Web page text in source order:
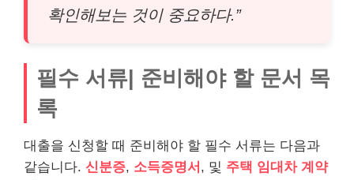
확인해보는 것이 중요하다.”
필수 서류| 준비해야 할 문서 목
록
대출을 신청할 때 준비해야 할 필수 서류는 다음과
같습니다. 신분증, 소득증명서 , 및 주택 임대차 계약